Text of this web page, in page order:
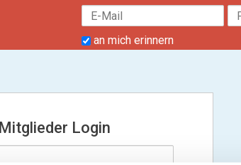
an mich erinnern
Mitglieder Login